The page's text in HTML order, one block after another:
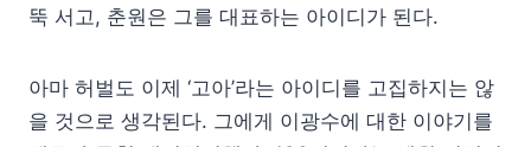
뚝 서고, 춘원은 그를 대표하는 아이디가 된다.
아마 허벌도 이제 ‘고아’라는 아이디를 고집하지는 않
을 것으로 생각된다. 그에게 이광수에 대한 이야기를